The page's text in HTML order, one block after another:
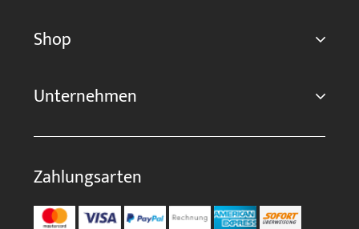
Shop
Unternehmen
Zahlungsarten